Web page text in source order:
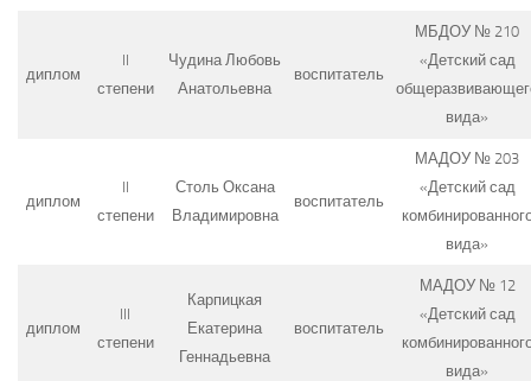
диплом
II
степени
Чудина Любовь
Анатольевна
воспитатель
МБДОУ № 210
«Детский сад
вида»
диплом
II
степени
Столь Оксана
Владимировна
воспитатель
МАДОУ № 203
«Детский сад
вида»
диплом
III
степени
Карпицкая
Екатерина
Геннадьевна
воспитатель
МАДОУ № 12
«Детский сад
вида»